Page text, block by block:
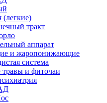
(легкие)
тракт
аппарат
и жаропонижающие
система
травы и фиточаи